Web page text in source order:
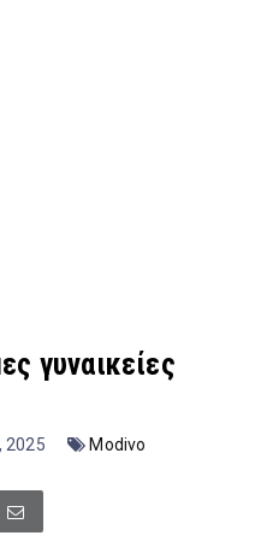
γυναικείες
2025 Modivo